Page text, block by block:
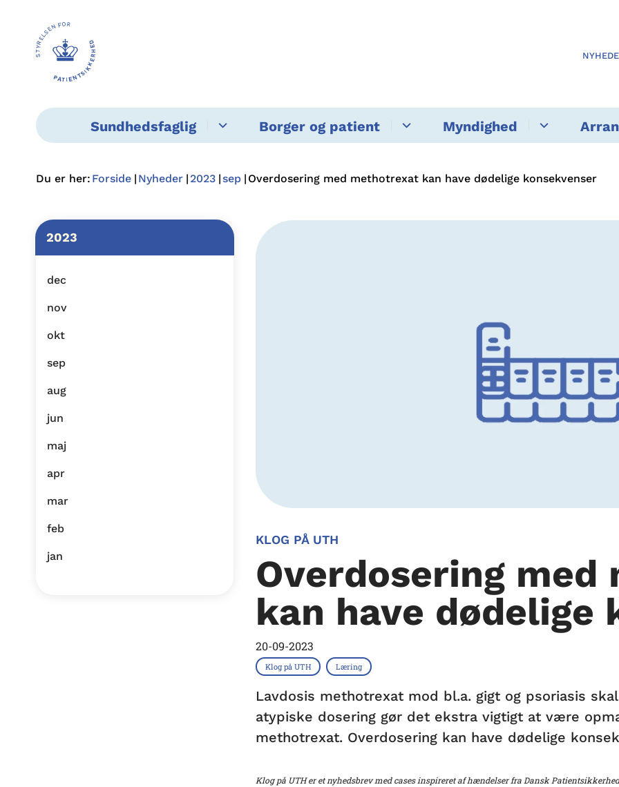
Sundhedsfaglig Borger og patient Myndighed
Du er her: Forside Nyheder 2023 sep Overdosering med methotrexat kan have dødelige konsekvenser
2023
dec
nov
okt
sep
aug
jun
maj
apr
mar
feb
jan
KLOG PÅ UTH
Overdosering
kan have dødelige
20-09-2023
Klog på UTH Læring
Lavdosis methotrexat mod bl.a. gigt og psoriasis
atypiske dosering gør det ekstra vigtigt at være
methotrexat. Overdosering kan have dødelige
Klog på UTH er et nyhedsbrev med cases inspireret af hændelser fra Dansk